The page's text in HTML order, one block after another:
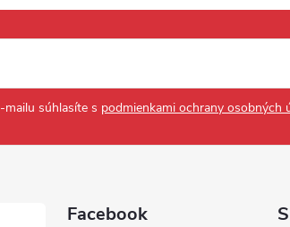
mailu súhlasíte s podmienkami ochrany osobných
Facebook